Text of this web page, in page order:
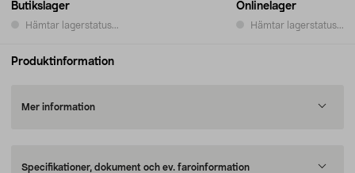
Butikslager
Hämtar lagerstatus...
Onlinelager
Hämtar lagerstatus...
Produktinformation
Mer information
Specifikationer, dokument och ev. faroinformation